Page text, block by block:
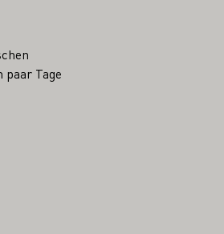
Tage